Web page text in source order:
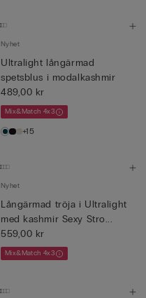
Nyhet
Ultralight långärmad
spetsblus i modalkashmir
489,00 kr
Mix&Match 4x3
+15
Nyhet
Långärmad tröja i Ultralight
med kashmir Sexy Stro...
559,00 kr
Mix&Match 4x3